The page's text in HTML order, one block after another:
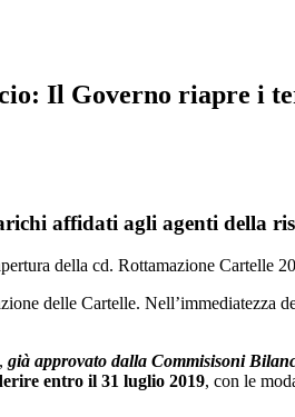
Il Governo riapre i
affidati agli agenti della
della cd. Rottamazione Cartelle
delle Cartelle.
già approvato dalla Commisisoni
entro il 31 luglio 2019, con le